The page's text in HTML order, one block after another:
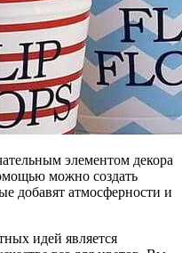
элементом декора
можно создать
добавят атмосферности и
идей является